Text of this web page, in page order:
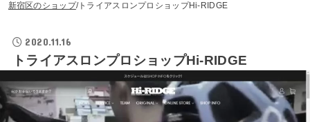
新宿区のショップ トライアスロンプロショップHi-RIDGE
2020.11.16
トライアスロンプロショップHi-RIDGE